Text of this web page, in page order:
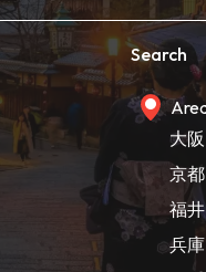
Search
大阪
京都
福井
兵庫